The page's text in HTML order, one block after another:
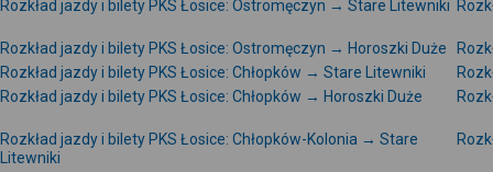
Rozkład jazdy i bilety PKS Łosice: Ostromęczyn → Stare Litewniki
Rozkład jazdy i bilety PKS Łosice: Ostromęczyn → Horoszki Duże
Rozkład jazdy i bilety PKS Łosice: Chłopków → Stare Litewniki
Rozkład jazdy i bilety PKS Łosice: Chłopków → Horoszki Duże
Rozkład jazdy i bilety PKS Łosice: Chłopków-Kolonia → Stare
Litewniki